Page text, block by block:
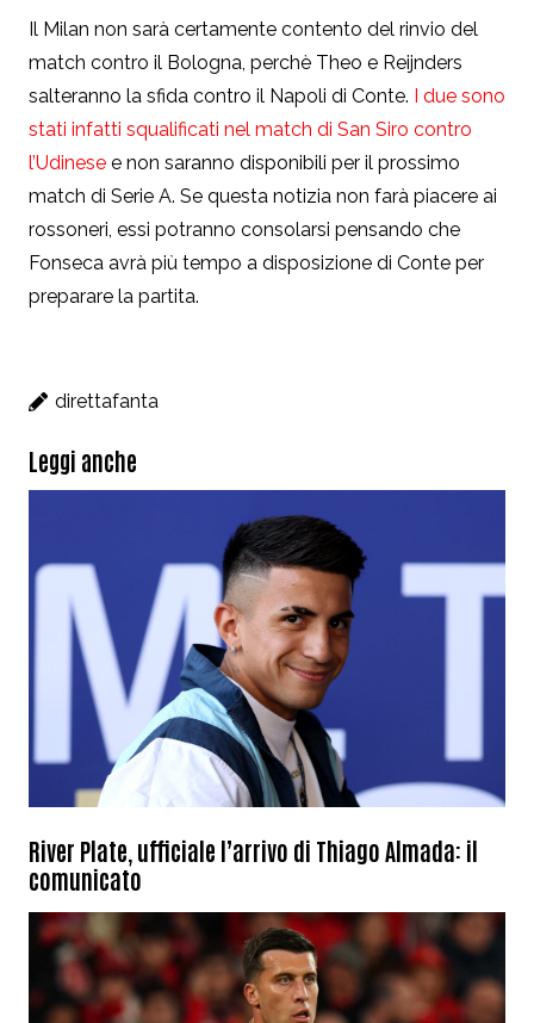
Il Milan non sarà certamente contento del rinvio del
match contro il Bologna, perchè Theo e Reijnders
salteranno la sfida contro il Napoli di Conte. I due sono
stati infatti squalificati nel match di San Siro contro
l’Udinese e non saranno disponibili per il prossimo
match di Serie A. Se questa notizia non farà piacere ai
rossoneri, essi potranno consolarsi pensando che
Fonseca avrà più tempo a disposizione di Conte per
preparare la partita.
direttafanta
Leggi anche
River Plate, ufficiale l’arrivo di Thiago Almada: il
comunicato